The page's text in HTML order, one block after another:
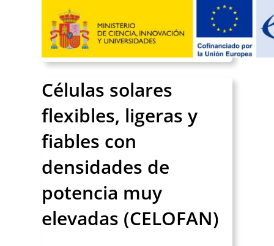
Células solares
flexibles, ligeras y
fiables con
densidades de
potencia muy
elevadas (CELOFAN)